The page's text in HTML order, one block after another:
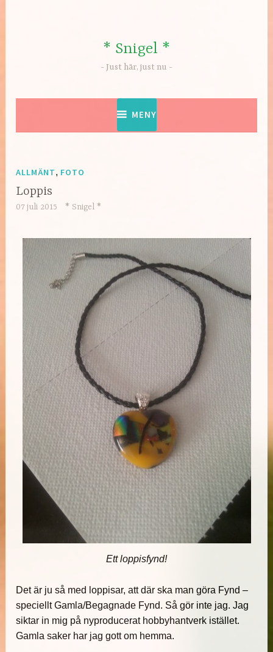
* Snigel *
Just här, just nu
MENY
ALLMÄNT, FOTO
Loppis
07 juli 2015 * Snigel *
Ett loppisfynd!
Det är ju så med loppisar, att där ska man göra Fynd –
speciellt Gamla/Begagnade Fynd. Så gör inte jag. Jag
siktar in mig på nyproducerat hobbyhantverk istället.
Gamla saker har jag gott om hemma.